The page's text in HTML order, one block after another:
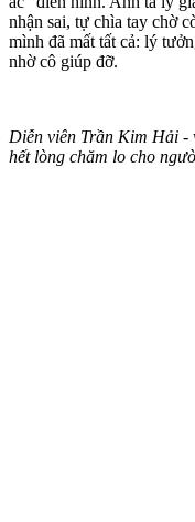
nhận sai, tự chìa tay chờ
mình đã mất tất cả: lý
nhờ cô giúp đỡ.
Diễn viên Trần Kim Hải -
hết lòng chăm lo cho